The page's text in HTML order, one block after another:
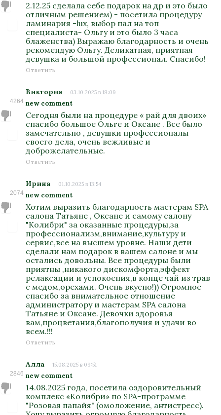
2.12.25 сделала себе подарок на др и это было
отличным решением) - посетила процедуру
ламинария -lux, выбор пал на топ
специалиста- Ольгу и это было 3 часа
блаженства) Выражаю благодарность и очень
рекомендую Ольгу. Деликатная, приятная
девушка и большой профессионал. Спасибо!
Ответить
4264
Виктория 03.10.2025 в 18:09
new comment
Сегодня были на процедуре « рай для двоих»
спасибо большое Ольге и Оксане . Все было
замечательно , девушки профессионалы
своего дела, очень вежливые и
доброжелательные.
Ответить
2074
Ирина 01.10.2025 в 13:54
new comment
Хотим выразить благодарность мастерам SPA
салона Татьяне , Оксане и самому салону
"Колибри" за оказанные процедуры,за
профессионализм,внимание,культуру и
сервис,все на высшем уровне. Наши дети
сделали нам подарок в вашем салоне и мы
остались довольны. Все процедуры были
приятны ,никакого дискомфорта,эффект
релаксации и успокоения,в конце чай из трав
с медом,орехами. Очень вкусно!)) Огромное
спасибо за внимательное отношение
администратору и мастерам SPA салона
Татьяне и Оксане. Девочки здоровья
вам,процветания,благополучия и удачи во
всем.!!!
Ответить
2846
Алла 15.08.2025 в 09:51
new comment
14.08.2025 года, посетила оздоровительный
комплекс «Колибри» по SPA-программе
"Розовая папайя" (омоложение, антистресс).